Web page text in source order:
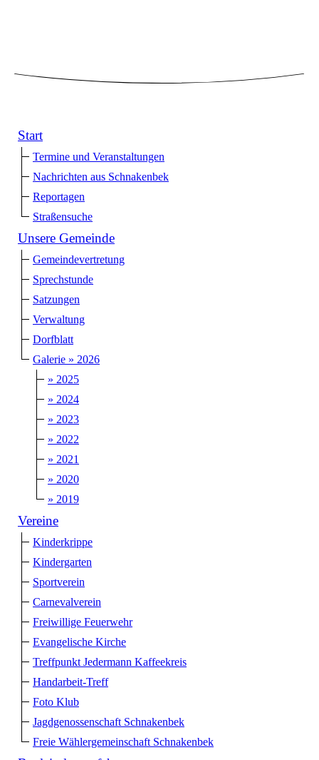
Start
Termine und Veranstaltungen
Nachrichten aus Schnakenbek
Reportagen
Straßensuche
Unsere Gemeinde
Gemeindevertretung
Sprechstunde
Satzungen
Verwaltung
Dorfblatt
Galerie » 2026
» 2025
» 2024
» 2023
» 2022
» 2021
» 2020
» 2019
Vereine
Kinderkrippe
Kindergarten
Sportverein
Carnevalverein
Freiwillige Feuerwehr
Evangelische Kirche
Treffpunkt Jedermann Kaffeekreis
Handarbeit-Treff
Foto Klub
Jagdgenossenschaft Schnakenbek
Freie Wählergemeinschaft Schnakenbek